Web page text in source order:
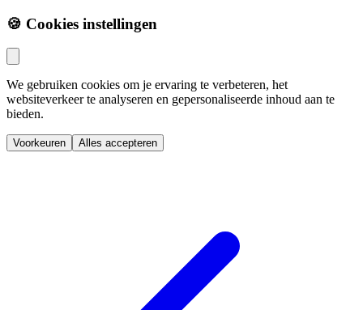
🍪 Cookies instellingen
We gebruiken cookies om je ervaring te verbeteren, het
websiteverkeer te analyseren en gepersonaliseerde inhoud aan te
bieden.
Voorkeuren Alles accepteren